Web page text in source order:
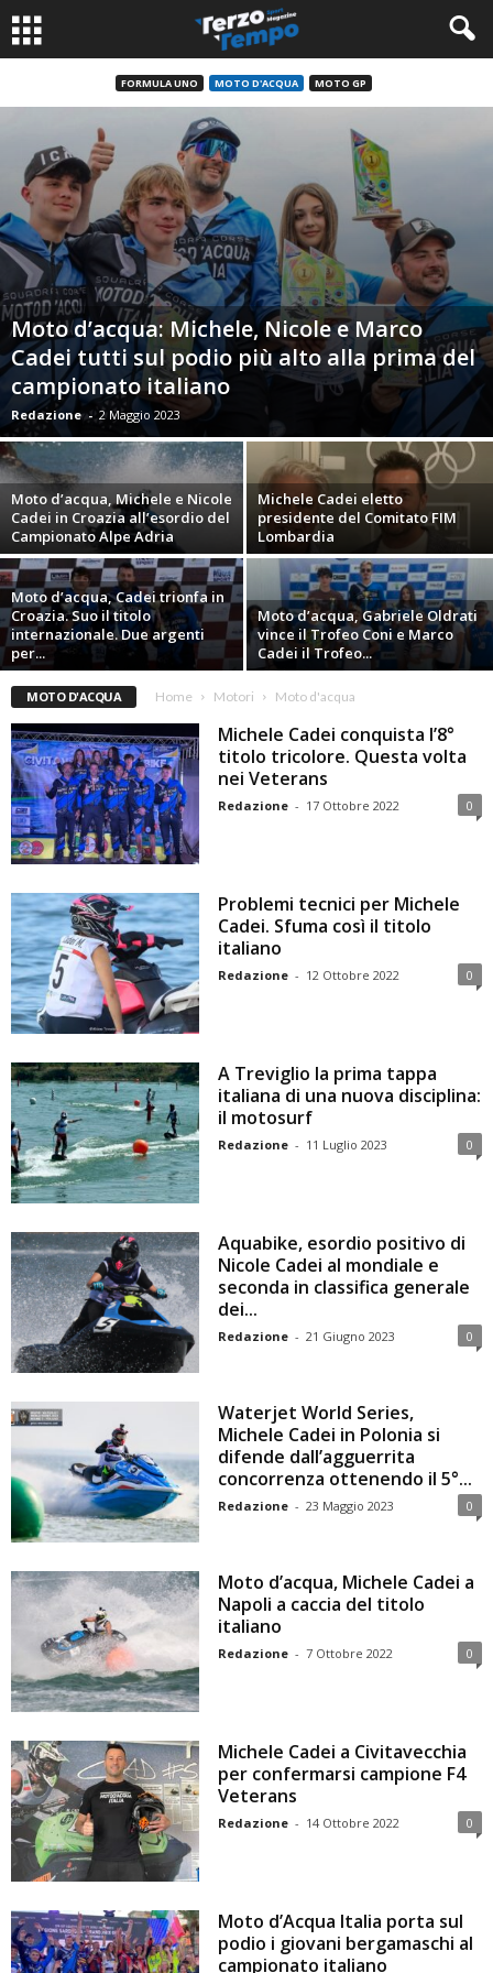
FORMULA UNO MOTO D'ACQUA MOTO GP
Moto d’acqua: Michele, Nicole e Marco
Cadei tutti sul podio più alto alla prima del
campionato italiano
Redazione - 2 Maggio 2023
Moto d’acqua, Michele e Nicole
Cadei in Croazia all’esordio del
Campionato Alpe Adria
Michele Cadei eletto
presidente del Comitato FIM
Lombardia
Moto d’acqua, Cadei trionfa in
Croazia. Suo il titolo
internazionale. Due argenti
per...
Moto d’acqua, Gabriele Oldrati
vince il Trofeo Coni e Marco
Cadei il Trofeo...
MOTO D'ACQUA Home Motori Moto d'acqua
Michele Cadei conquista l’8°
titolo tricolore. Questa volta
nei Veterans
Redazione - 17 Ottobre 2022 0
Problemi tecnici per Michele
Cadei. Sfuma così il titolo
italiano
Redazione - 12 Ottobre 2022 0
A Treviglio la prima tappa
italiana di una nuova disciplina:
il motosurf
Redazione - 11 Luglio 2023 0
Aquabike, esordio positivo di
Nicole Cadei al mondiale e
seconda in classifica generale
dei...
Redazione - 21 Giugno 2023 0
Waterjet World Series,
Michele Cadei in Polonia si
difende dall’agguerrita
concorrenza ottenendo il 5°...
Redazione - 23 Maggio 2023 0
Moto d’acqua, Michele Cadei a
Napoli a caccia del titolo
italiano
Redazione - 7 Ottobre 2022 0
Michele Cadei a Civitavecchia
per confermarsi campione F4
Veterans
Redazione - 14 Ottobre 2022 0
Moto d’Acqua Italia porta sul
podio i giovani bergamaschi al
campionato italiano